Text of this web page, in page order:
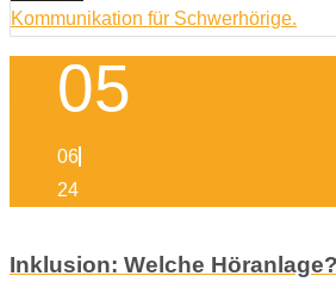
05
06
24
Inklusion: Welche Höranlage?